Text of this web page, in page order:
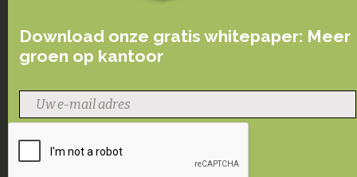
Download onze gratis whitepaper: Meer
groen op kantoor